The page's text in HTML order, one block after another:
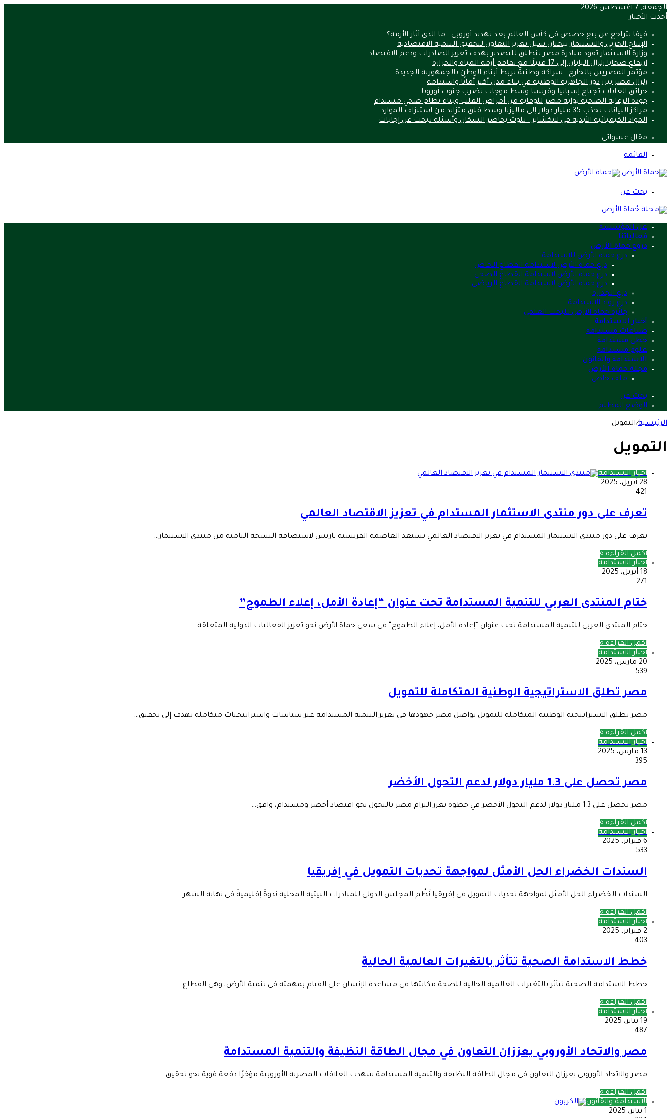
الجمعة, 7 أغسطس 2026
أحدث الأخبار
فيفا يتراجع عن بيع حصص في كأس العالم بعد تهديد أوروبي.. ما الذي أثار الأزمة؟
الإنتاج الحربي والاستثمار يبحثان سبل تعزيز التعاون لتحقيق التنمية الاقتصادية
وزارة الاستثمار تقود مبادرة مصر تنطلق للتصدير بهدف تعزيز الصادرات ودعم الاقتصاد
ارتفاع ضحايا زلزال اليابان إلى 17 قتيلًا مع تفاقم أزمة المياه والحرارة
مؤتمر المصريين بالخارج.. شراكة وطنية تربط أبناء الوطن بالجمهورية الجديدة
زلزال مصر يبرز دور الجاهزية الوطنية في بناء مدن أكثر أمانًا واستدامة
حرائق الغابات تجتاح إسبانيا وفرنسا وسط موجات تضرب جنوب أوروبا
جودة الرعاية الصحية بوابة مصر للوقاية من أمراض القلب وبناء نظام صحي مستدام
مراكز البيانات تجذب 35 مليار دولار إلى ماليزيا وسط قلق متزايد من استنزاف الموارد
المواد الكيميائية الأبدية في لانكشاير.. تلوث يحاصر السكان وأسئلة تبحث عن إجابات
مقال عشوائي
القائمة
بحث عن
عن المؤسسة
فعالياتنا
دروع حماة الأرض
درع حماة الأرض للاستدامة
درع حماة الأرض لاستدامة القطاع الخاص
درع حماة الأرض لاستدامة القطاع الصحي
درع حماة الأرض لاستدامة القطاع الرياضي
درع الجدارة
درع رواد الاستدامة
جائزة حماة الأرض للبحث العلمي
أخبار الاستدامة
صناعات مستدامة
خطى مستدامة
علوم مستدامة
الاستدامة والقانون
مجلة حماة الأرض
ملف خاص
بحث عن
الوضع المظلم
الرئيسية/التمويل
التمويل
أخبار الاستدامة
28 أبريل، 2025
421
تعرف على دور منتدى الاستثمار المستدام في تعزيز الاقتصاد العالمي
تعرف على دور منتدى الاستثمار المستدام في تعزيز الاقتصاد العالمي تستعد العاصمة الفرنسية باريس لاستضافة النسخة الثامنة من منتدى الاستثمار…
أكمل القراءة »
أخبار الاستدامة
18 أبريل، 2025
271
ختام المنتدى العربي للتنمية المستدامة تحت عنوان “إعادة الأمل، إعلاء الطموح”
ختام المنتدى العربي للتنمية المستدامة تحت عنوان “إعادة الأمل، إعلاء الطموح“ في سعي حماة الأرض نحو تعزيز الفعاليات الدولية المتعلقة…
أكمل القراءة »
أخبار الاستدامة
20 مارس، 2025
539
مصر تطلق الاستراتيجية الوطنية المتكاملة للتمويل
مصر تطلق الاستراتيجية الوطنية المتكاملة للتمويل تواصل مصر جهودها في تعزيز التنمية المستدامة عبر سياسات واستراتيجيات متكاملة تهدف إلى تحقيق…
أكمل القراءة »
أخبار الاستدامة
13 مارس، 2025
395
مصر تحصل على 1.3 مليار دولار لدعم التحول الأخضر
مصر تحصل على 1.3 مليار دولار لدعم التحول الأخضر في خطوة تعزز التزام مصر بالتحول نحو اقتصاد أخضر ومستدام، وافق…
أكمل القراءة »
أخبار الاستدامة
6 فبراير، 2025
533
السندات الخضراء الحل الأمثل لمواجهة تحديات التمويل في إفريقيا
السندات الخضراء الحل الأمثل لمواجهة تحديات التمويل في إفريقيا نَظَّم المجلس الدولي للمبادرات البيئية المحلية ندوةً إقليميةً في نهاية الشهر…
أكمل القراءة »
أخبار الاستدامة
2 فبراير، 2025
403
خطط الاستدامة الصحية تتأثر بالتغيرات العالمية الحالية
خطط الاستدامة الصحية تتأثر بالتغيرات العالمية الحالية للصحة مكانتها في مساعدة الإنسان على القيام بمهمته في تنمية الأرض، وهي القطاع…
أكمل القراءة »
أخبار الاستدامة
19 يناير، 2025
487
مصر والاتحاد الأوروبي يعززان التعاون في مجال الطاقة النظيفة والتنمية المستدامة
مصر والاتحاد الأوروبي يعززان التعاون في مجال الطاقة النظيفة والتنمية المستدامة شهدت العلاقات المصرية الأوروبية مؤخرًا دفعة قوية نحو تحقيق…
أكمل القراءة »
الاستدامة والقانون
1 يناير، 2025